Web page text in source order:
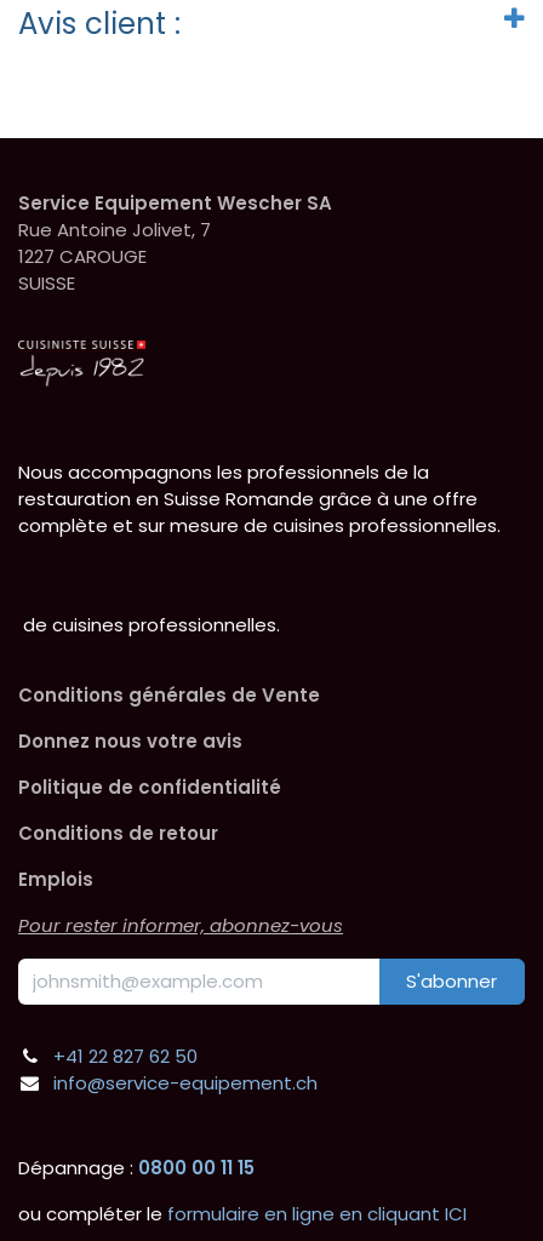
Avis client :
Service Equipement Wescher SA
Rue Antoine Jolivet, 7
1227 CAROUGE
SUISSE
Nous accompagnons les professionnels de la
restauration en Suisse Romande grâce à une offre
complète et sur mesure de cuisines professionnelles.
de cuisines professionnelles.
Conditions générales de Vente
Donnez nous votre avis
Politique de confidentialité
Conditions de retour
Emplois
Pour rester informer, abonnez-vous
S'abonner
+41 22 827 62 50
info@service-equipement.ch
Dépannage : 0800 00 11 15
ou compléter le formulaire en ligne en cliquant ICI